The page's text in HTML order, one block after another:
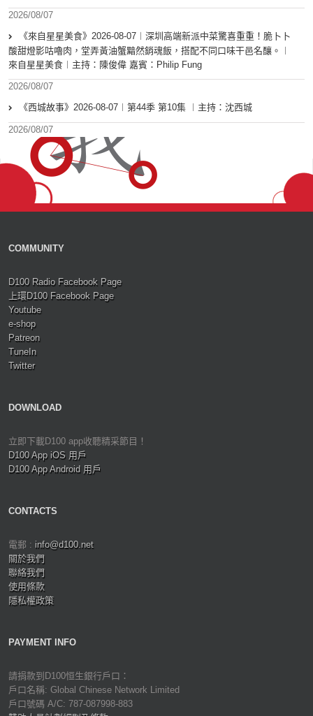
2026/08/07
《來自星星美食》2026-08-07︱深圳高端新派中菜驚喜重重！脆卜卜
酸甜燈影咕嚕肉，堂弄黃油蟹黯然銷魂飯，搭配不同口味干邑名釀。︱
來自星星美食︱主持：陳俊偉 嘉賓：Philip Fung
2026/08/07
《西城故事》2026-08-07︱第44季 第10集 ︱主持：沈西城
2026/08/07
COMMUNITY
D100 Radio Facebook Page
上環D100 Facebook Page
Youtube
e-shop
Patreon
TuneIn
Twitter
DOWNLOAD
立即下載D100 app收聽精采節目！
D100 App iOS 用戶
D100 App Android 用戶
CONTACTS
電郵 : info@d100.net
關於我們
聯絡我們
使用條款
隱私權政策
PAYMENT INFO
請捐款到D100恒生銀行戶口：
戶口名稱: Global Chinese Network Limited
戶口號碼 A/C: 787-087998-883